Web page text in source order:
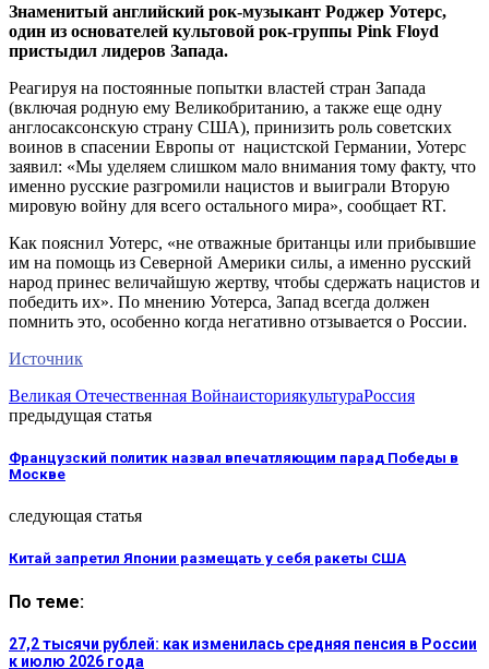
Знаменитый английский рок-музыкант Роджер Уотерс,
один из основателей культовой рок-группы Pink Floyd
пристыдил лидеров Запада.
Реагируя на постоянные попытки властей стран Запада
(включая родную ему Великобританию, а также еще одну
англосаксонскую страну США), принизить роль советских
воинов в спасении Европы от нацистской Германии, Уотерс
заявил: «Мы уделяем слишком мало внимания тому факту, что
именно русские разгромили нацистов и выиграли Вторую
мировую войну для всего остального мира», сообщает RT.
Как пояснил Уотерс, «не отважные британцы или прибывшие
им на помощь из Северной Америки силы, а именно русский
народ принес величайшую жертву, чтобы сдержать нацистов и
победить их». По мнению Уотерса, Запад всегда должен
помнить это, особенно когда негативно отзывается о России.
Источник
Великая Отечественная ВойнаисториякультураРоссия
предыдущая статья
Французский политик назвал впечатляющим парад Победы в
Москве
следующая статья
Китай запретил Японии размещать у себя ракеты США
По теме:
27,2 тысячи рублей: как изменилась средняя пенсия в России
к июлю 2026 года